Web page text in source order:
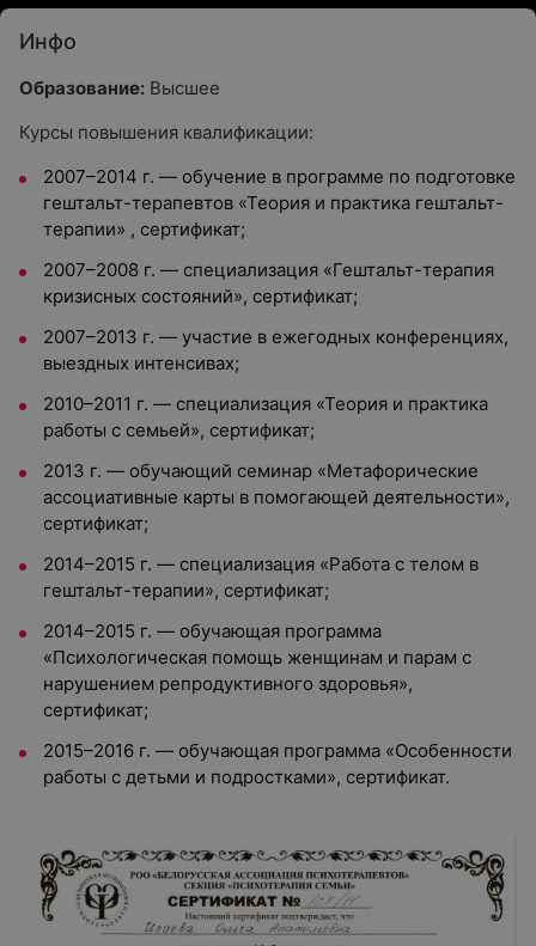
Инфо
Образование: Высшее
Курсы повышения квалификации:
2007–2014 г. — обучение в программе по подготовке
гештальт-терапевтов «Теория и практика гештальт-
терапии» , сертификат;
2007–2008 г. — специализация «Гештальт-терапия
кризисных состояний», сертификат;
2007–2013 г. — участие в ежегодных конференциях,
выездных интенсивах;
2010–2011 г. — специализация «Теория и практика
работы с семьей», сертификат;
2013 г. — обучающий семинар «Метафорические
ассоциативные карты в помогающей деятельности»,
сертификат;
2014–2015 г. — специализация «Работа с телом в
гештальт-терапии», сертификат;
2014–2015 г. — обучающая программа
«Психологическая помощь женщинам и парам с
нарушением репродуктивного здоровья»,
сертификат;
2015–2016 г. — обучающая программа «Особенности
работы с детьми и подростками», сертификат.